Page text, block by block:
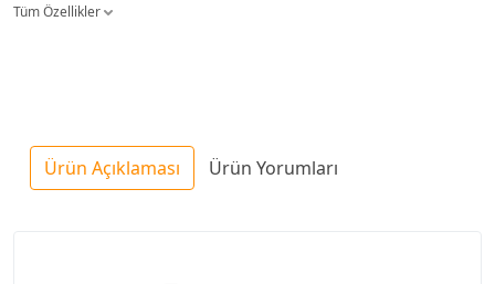
Tüm Özellikler
Ürün Açıklaması Ürün Yorumları